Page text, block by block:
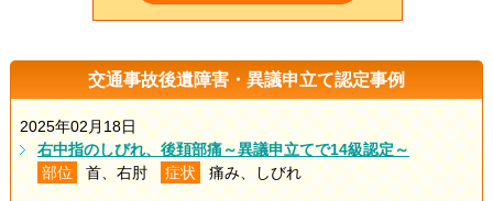
交通事故後遺障害・異議申立て認定事例
2025年02月18日
右中指のしびれ、後頚部痛～異議申立てで14級認定～
部位
首、右肘 症状 痛み、しびれ